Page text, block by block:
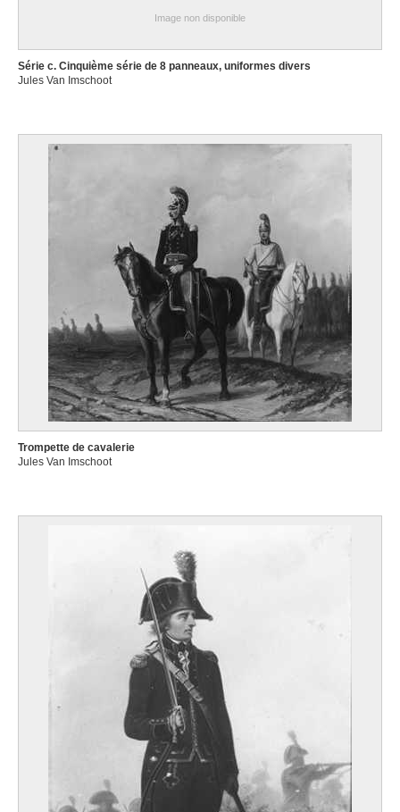
Image non disponible
Série c. Cinquième série de 8 panneaux, uniformes divers
Jules Van Imschoot
Trompette de cavalerie
Jules Van Imschoot